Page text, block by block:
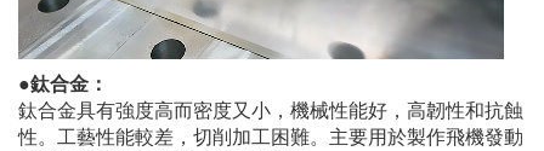
●鈦合金：
鈦合金具有強度高而密度又小，機械性能好，高韌性和抗蝕
性。工藝性能較差，切削加工困難。主要用於製作飛機發動